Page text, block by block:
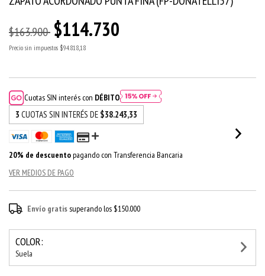
$163.900 $114.730
Precio sin impuestos $94.818,18
Cuotas SIN interés con DÉBITO
3 CUOTAS SIN INTERÉS DE $38.243,33
20% de descuentopagando con Transferencia Bancaria
VER MEDIOS DE PAGO
Envío gratissuperando los $150.000
COLOR:
Suela